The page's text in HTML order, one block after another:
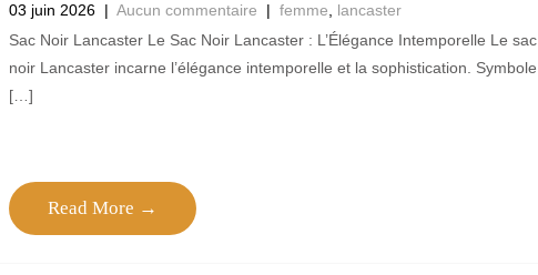
03 juin 2026 | Aucun commentaire | femme
lancaster
Sac Noir Lancaster Le Sac Noir Lancaster : L’Élégance Intemporelle Le sac
noir Lancaster incarne l’élégance intemporelle et la sophistication. Symbole
[…]
Read More →